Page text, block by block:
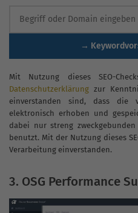
→
Mit Nutzung dieses SEO-
Datenschutzerklärung zur
einverstanden sind, dass die
elektronisch erhoben und
dabei nur streng zweckgebunden
benutzt. Mit der Nutzung dieses
Verarbeitung einverstanden.
3. OSG Performance